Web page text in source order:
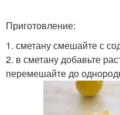
Приготовление:
1. сметану смешайте с
2. в сметану добавьте
перемешайте до